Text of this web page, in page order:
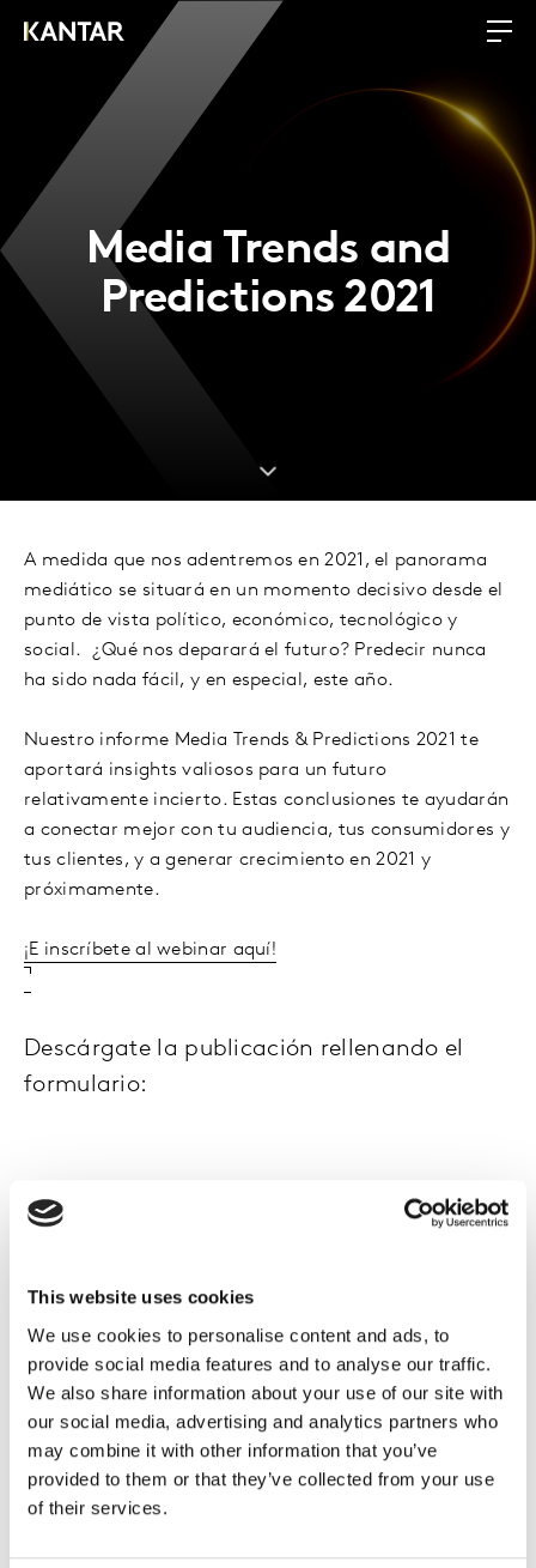
This website uses cookies
We use cookies to personalise content and ads, to
provide social media features and to analyse our traffic.
We also share information about your use of our site with
our social media, advertising and analytics partners who
may combine it with other information that you’ve
provided to them or that they’ve collected from your use
of their services.
Media Trends and
Predictions 2021
A medida que nos adentremos en 2021, el panorama
mediático se situará en un momento decisivo desde el
punto de vista político, económico, tecnológico y
social. ¿Qué nos deparará el futuro? Predecir nunca
ha sido nada fácil, y en especial, este año.
Nuestro informe Media Trends & Predictions 2021 te
aportará insights valiosos para un futuro
relativamente incierto. Estas conclusiones te ayudarán
a conectar mejor con tu audiencia, tus consumidores y
tus clientes, y a generar crecimiento en 2021 y
próximamente.
¡E inscríbete al webinar aquí!
Descárgate la publicación rellenando el
formulario: